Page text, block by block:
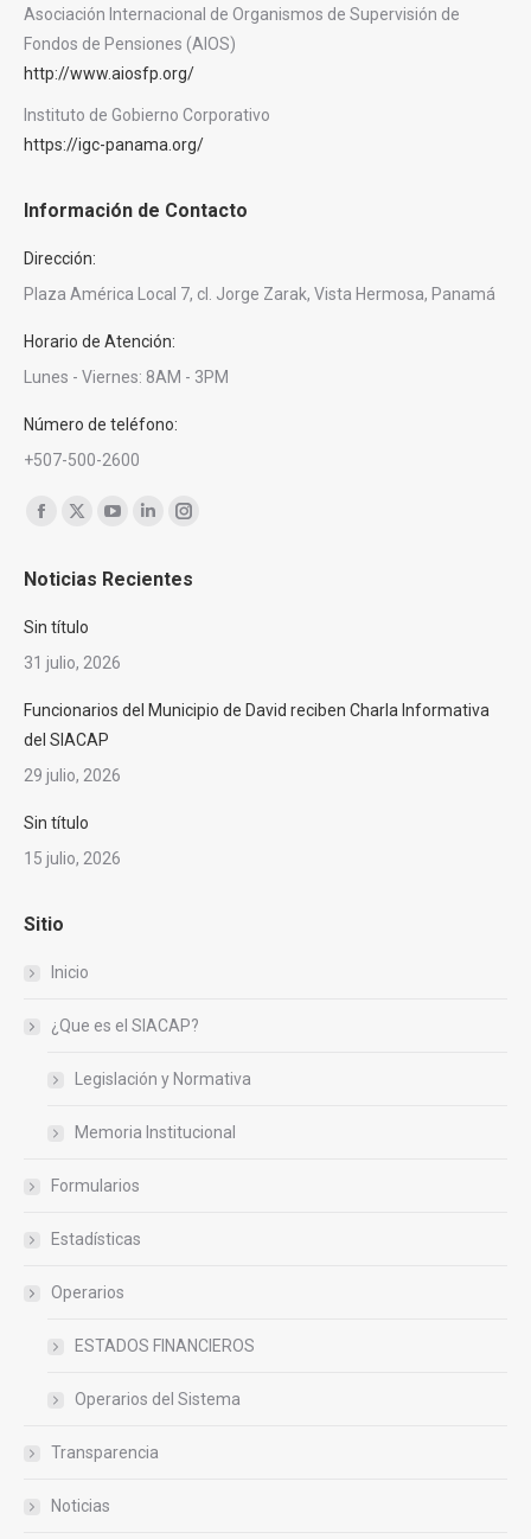
Asociación Internacional de Organismos de Supervisión de
Fondos de Pensiones (AIOS)
http://www.aiosfp.org/
Instituto de Gobierno Corporativo
https://igc-panama.org/
Información de Contacto
Dirección:
Plaza América Local 7, cl. Jorge Zarak, Vista Hermosa, Panamá
Horario de Atención:
Lunes - Viernes: 8AM - 3PM
Número de teléfono:
+507-500-2600
Encuéntranos en:
opens
in
opens
in
YouTube
opens
Linkedin
opens
Instagram
opens
Noticias Recientes
Sin título
31 julio, 2026
Funcionarios del Municipio de David reciben Charla Informativa
del SIACAP
29 julio, 2026
Sin título
15 julio, 2026
Sitio
Inicio
¿Que es el SIACAP?
Legislación y Normativa
Memoria Institucional
Formularios
Estadísticas
Operarios
ESTADOS FINANCIEROS
Operarios del Sistema
Transparencia
Noticias